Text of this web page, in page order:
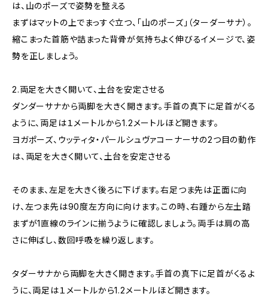
は、山のポーズで姿勢を整える
まずはマットの上でまっすぐ立つ、「山のポーズ」（ターダーサナ）。
縮こまった首筋や詰まった背骨が気持ちよく伸びるイメージで、姿
勢を正しましょう。
2.両足を大きく開いて、土台を安定させる
ダンダーサナから両脚を大きく開きます。手首の真下に足首がくる
ように、両足は１メートルから1.2メートルほど開きます。
ヨガポーズ、ウッティタ・パールシュヴァコーナーサの2つ目の動作
は、両足を大きく開いて、土台を安定させる
そのまま、左足を大きく後ろに下げます。右足つま先は正面に向
け、左つま先は90度左方向に向けます。この時、右踵から左土踏
まずが1直線のラインに揃うように確認しましょう。両手は肩の高
さに伸ばし、数回呼吸を繰り返します。
タダーサナから両脚を大きく開きます。手首の真下に足首がくるよ
うに、両足は１メートルから1.2メートルほど開きます。